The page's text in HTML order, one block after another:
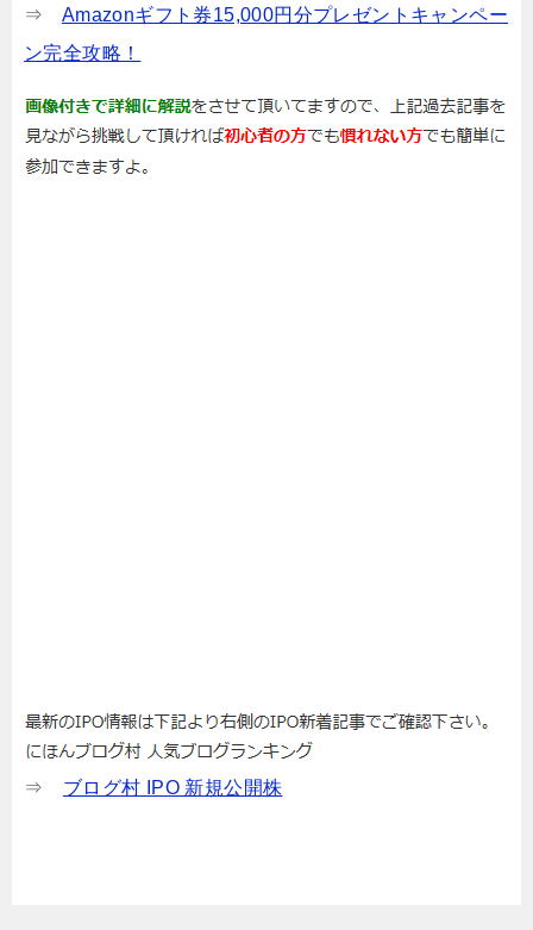
⇒ Amazonギフト券15,000円分プレゼントキャンペー
ン完全攻略！
⇒ ブログ村 IPO 新規公開株